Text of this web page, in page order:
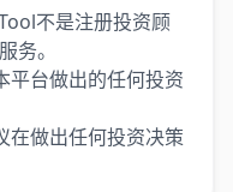
不是注册投资顾
务。
平台做出的任何投资
在做出任何投资决策